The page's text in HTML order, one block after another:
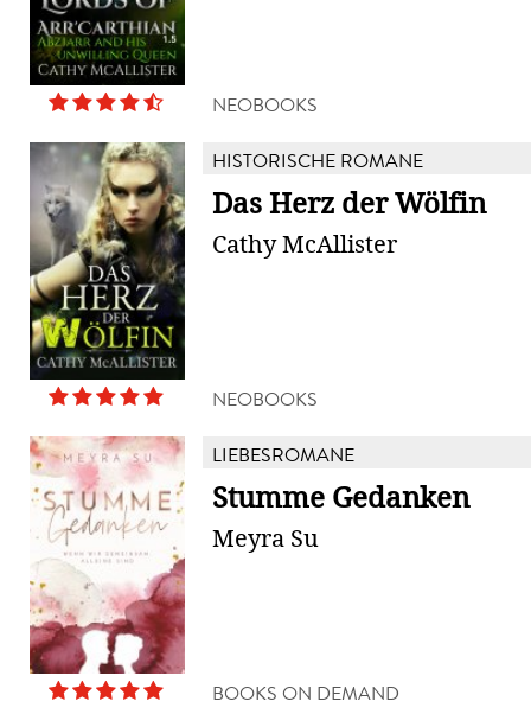
NEOBOOKS
HISTORISCHE ROMANE
Das Herz der Wölfin
Cathy McAllister
NEOBOOKS
LIEBESROMANE
Stumme Gedanken
Meyra Su
BOOKS ON DEMAND